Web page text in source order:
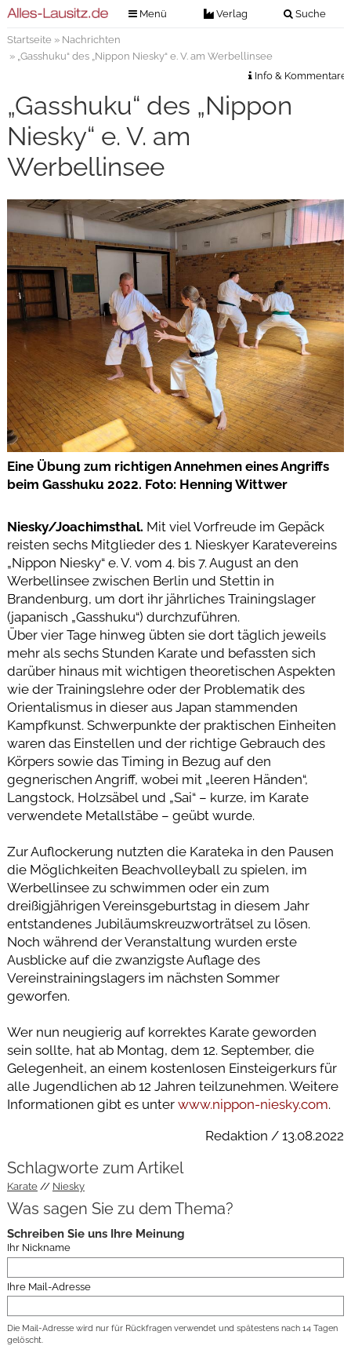
Menü Verlag Suche
Verlag
Kontakt
Impressum
Veranstaltungstickets
Anzeigenannahme
Anzeigensuche
Digitale Ausgaben
Startseite» Nachrichten
» „Gasshuku“ des „Nippon Niesky“ e. V. am Werbellinsee
Info & Kommentare
„Gasshuku“ des „Nippon
Niesky“ e. V. am
Werbellinsee
Eine Übung zum richtigen Annehmen eines Angriffs
beim Gasshuku 2022. Foto: Henning Wittwer
Niesky/Joachimsthal. Mit viel Vorfreude im Gepäck
reisten sechs Mitglieder des 1. Nieskyer Karatevereins
„Nippon Niesky“ e. V. vom 4. bis 7. August an den
Werbellinsee zwischen Berlin und Stettin in
Brandenburg, um dort ihr jährliches Trainingslager
(japanisch „Gasshuku“) durchzuführen.
Über vier Tage hinweg übten sie dort täglich jeweils
mehr als sechs Stunden Karate und befassten sich
darüber hinaus mit wichtigen theoretischen Aspekten
wie der Trainingslehre oder der Problematik des
Orientalismus in dieser aus Japan stammenden
Kampfkunst. Schwerpunkte der praktischen Einheiten
waren das Einstellen und der richtige Gebrauch des
Körpers sowie das Timing in Bezug auf den
gegnerischen Angriff, wobei mit „leeren Händen“,
Langstock, Holzsäbel und „Sai“ – kurze, im Karate
verwendete Metallstäbe – geübt wurde.
Zur Auflockerung nutzten die Karateka in den Pausen
die Möglichkeiten Beachvolleyball zu spielen, im
Werbellinsee zu schwimmen oder ein zum
dreißigjährigen Vereinsgeburtstag in diesem Jahr
entstandenes Jubiläumskreuzworträtsel zu lösen.
Noch während der Veranstaltung wurden erste
Ausblicke auf die zwanzigste Auflage des
Vereinstrainingslagers im nächsten Sommer
geworfen.
Wer nun neugierig auf korrektes Karate geworden
sein sollte, hat ab Montag, dem 12. September, die
Gelegenheit, an einem kostenlosen Einsteigerkurs für
alle Jugendlichen ab 12 Jahren teilzunehmen. Weitere
Informationen gibt es unter www.nippon-niesky.com.
Redaktion / 13.08.2022
Schlagworte zum Artikel
Karate Niesky
Was sagen Sie zu dem Thema?
Schreiben Sie uns Ihre Meinung
Ihr Nickname
Ihre Mail-Adresse
Die Mail-Adresse wird nur für Rückfragen verwendet und spätestens nach 14 Tagen
gelöscht.